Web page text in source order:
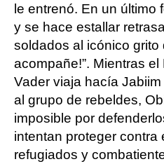
le entrenó. En un último
y se hace estallar
soldados al icónico grito
acompañe!”. Mientras
Vader viaja hacía
al grupo de rebeldes,
imposible por
intentan proteger contra
refugiados y